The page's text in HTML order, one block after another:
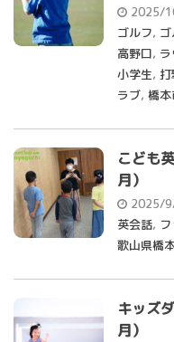
2025/
ゴルフ,
高野口,
小学生,
ラブ, 橋本
こども
月）
2025/
英会話,
歌山県橋
キッズ
月）